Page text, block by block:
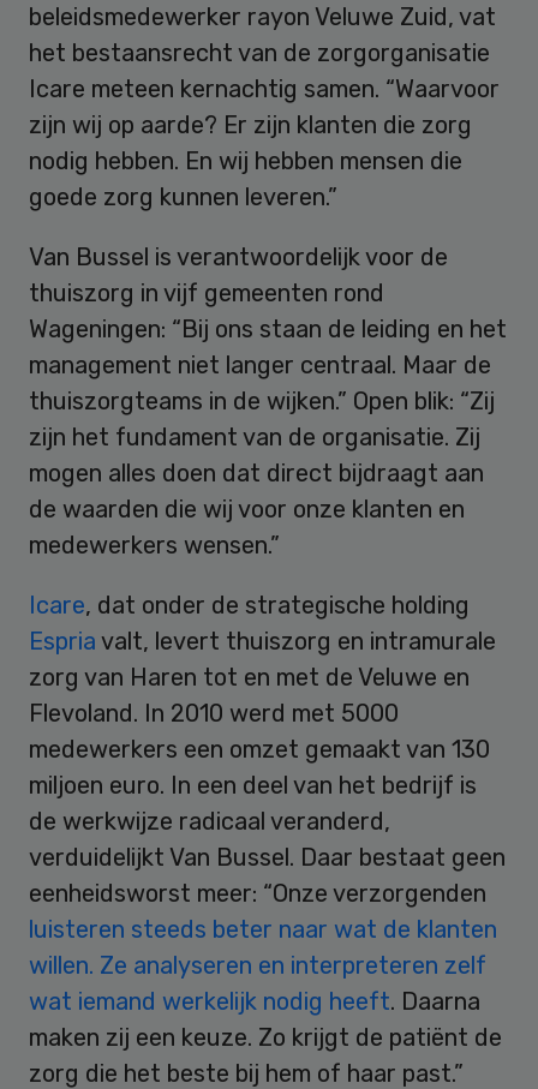
beleidsmedewerker rayon Veluwe Zuid, vat
het bestaansrecht van de zorgorganisatie
Icare meteen kernachtig samen. “Waarvoor
zijn wij op aarde? Er zijn klanten die zorg
nodig hebben. En wij hebben mensen die
goede zorg kunnen leveren.”
Van Bussel is verantwoordelijk voor de
thuiszorg in vijf gemeenten rond
Wageningen: “Bij ons staan de leiding en het
management niet langer centraal. Maar de
thuiszorgteams in de wijken.” Open blik: “Zij
zijn het fundament van de organisatie. Zij
mogen alles doen dat direct bijdraagt aan
de waarden die wij voor onze klanten en
medewerkers wensen.”
Icare, dat onder de strategische holding
Espria valt, levert thuiszorg en intramurale
zorg van Haren tot en met de Veluwe en
Flevoland. In 2010 werd met 5000
medewerkers een omzet gemaakt van 130
miljoen euro. In een deel van het bedrijf is
de werkwijze radicaal veranderd,
verduidelijkt Van Bussel. Daar bestaat geen
eenheidsworst meer: “Onze verzorgenden
luisteren steeds beter naar wat de klanten
willen. Ze analyseren en interpreteren zelf
wat iemand werkelijk nodig heeft. Daarna
maken zij een keuze. Zo krijgt de patiënt de
zorg die het beste bij hem of haar past.”